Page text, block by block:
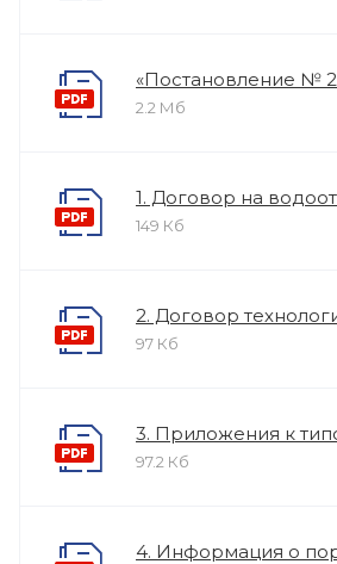
«Постановление №
2.2 Мб
1. Договор на
149 Кб
2. Договор
97 Кб
3. Приложения к
97.2 Кб
4. Информация о